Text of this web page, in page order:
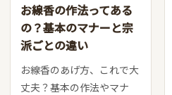
お線香の作法ってある
の？基本のマナーと宗
派ごとの違い
お線香のあげ方、これで大
丈夫？基本の作法やマナ